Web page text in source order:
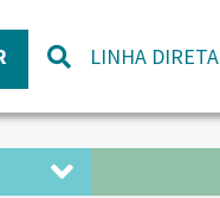
LINHA DIRETA